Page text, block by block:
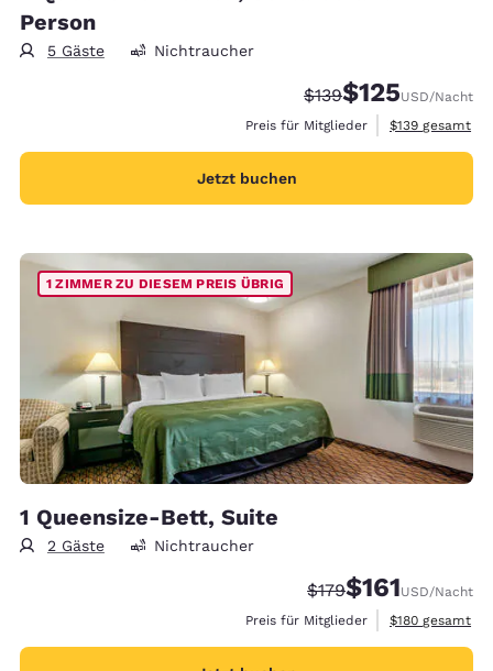
Person
5 Gäste Nichtraucher
Durchgestrichener
$139Vergünstigter
$125USD/Nacht
Preis für Mitglieder
Geschätzte
$139 gesamt
Jetzt buchen
1 ZIMMER ZU DIESEM PREIS ÜBRIG
1 Queensize-Bett, Suite
2 Gäste Nichtraucher
Durchgestrichener
$179Vergünstigter
$161USD/Nacht
Preis für Mitglieder
Geschätzte
$180 gesamt